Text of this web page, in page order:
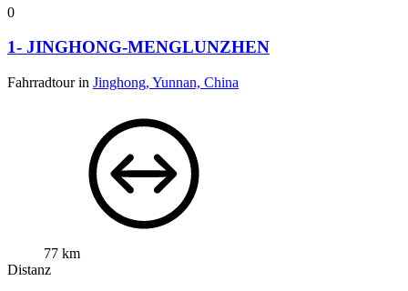
0
1- JINGHONG-MENGLUNZHEN
Fahrradtour in Jinghong, Yunnan, China
77 km
Distanz